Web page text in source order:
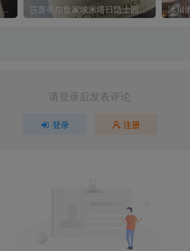
莎普蒂尔世家埃米塔日美雅园红葡萄酒 M. Chapoutier Hermitage Le Meal2018 莎普蒂尔世家埃米塔日隐士园红葡萄酒 M. Chapoutier Hermitage L’Ermite 2014
请登录后发表评论
登录 注册